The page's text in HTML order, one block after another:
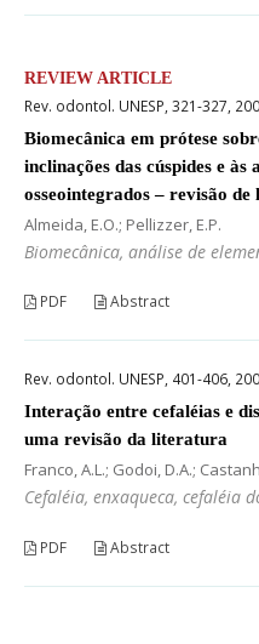
REVIEW ARTICLE
Rev. odontol. UNESP, 321-327,
Biomecânica em prótese
inclinações das cúspides e às
osseointegrados – revisão
Almeida, E.O.; Pellizzer, E.P.
Biomecânica, análise de
PDF Abstract
Rev. odontol. UNESP, 401-406,
Interação entre cefaléias e
uma revisão da literatura
Franco, A.L.; Godoi, D.A.;
Cefaléia, enxaqueca, cefaléia
PDF Abstract